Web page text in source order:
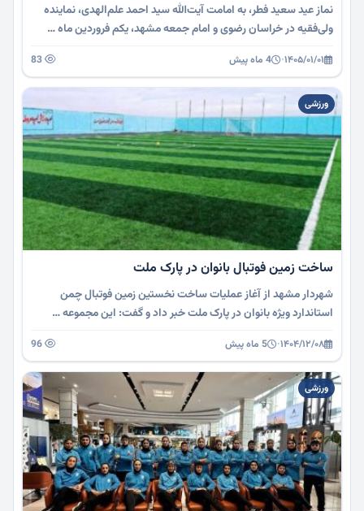
نماز عید سعید فطر، به امامت آیت‌الله سید احمد علم‌الهدی، نماینده
ولی‌فقیه در خراسان رضوی و امام جمعه مشهد، یکم فروردین ماه …
۱۴۰۵/۰۱/۰۱· 4 ماه پیش
ورزشی
ساخت زمین فوتبال بانوان در پارک ملت
شهردار مشهد از آغاز عملیات ساخت نخستین زمین فوتبال چمن
استاندارد ویژه بانوان در پارک ملت خبر داد و گفت: این مجموعه …
۱۴۰۴/۱۲/۰۸· 5 ماه پیش
ورزشی